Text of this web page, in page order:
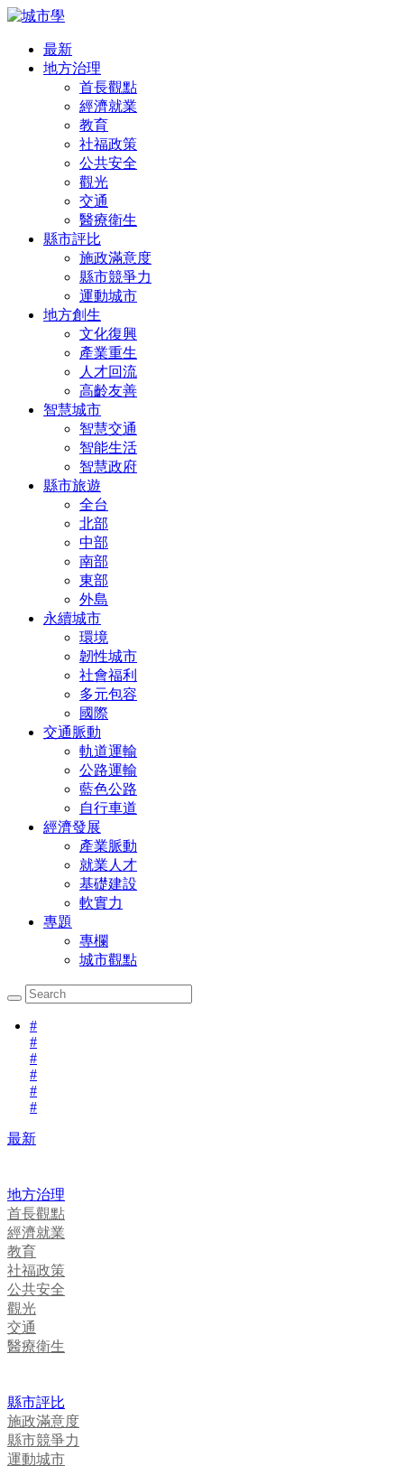
最新
地方治理
首長觀點
經濟就業
教育
社福政策
公共安全
觀光
交通
醫療衛生
縣市評比
施政滿意度
縣市競爭力
運動城市
地方創生
文化復興
產業重生
人才回流
高齡友善
智慧城市
智慧交通
智能生活
智慧政府
縣市旅遊
全台
北部
中部
南部
東部
外島
永續城市
環境
韌性城市
社會福利
多元包容
國際
交通脈動
軌道運輸
公路運輸
藍色公路
自行車道
經濟發展
產業脈動
就業人才
基礎建設
軟實力
專題
專欄
城市觀點
#
#
#
#
#
#
最新
地方治理
首長觀點
經濟就業
教育
社福政策
公共安全
觀光
交通
醫療衛生
縣市評比
施政滿意度
縣市競爭力
運動城市